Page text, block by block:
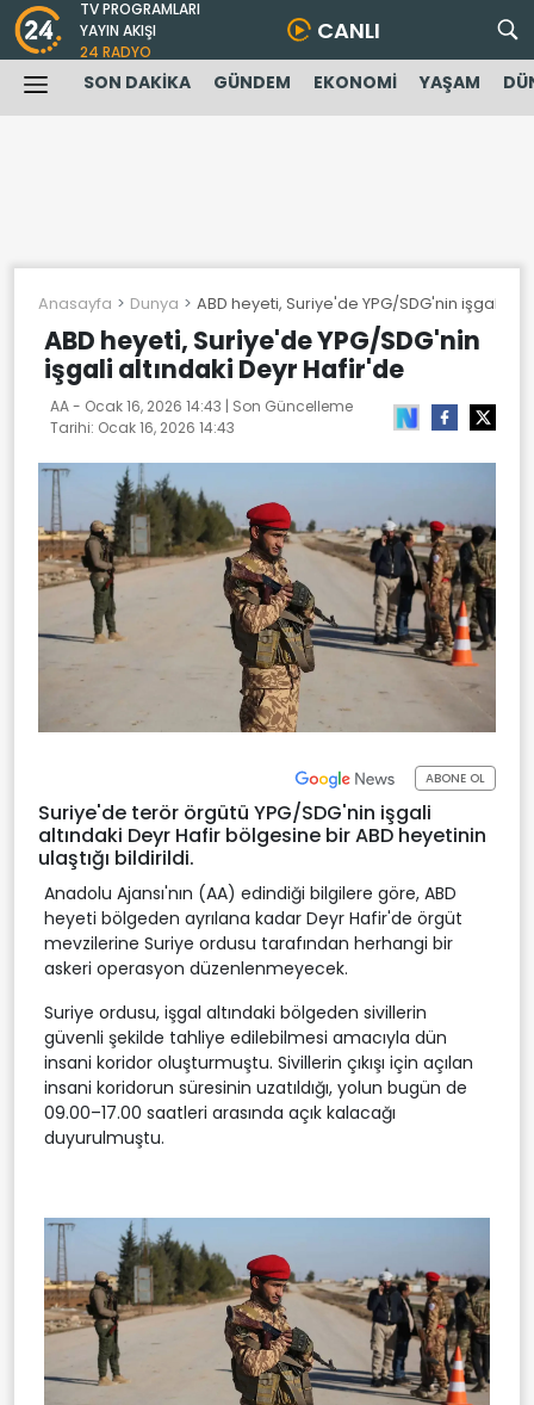
TV PROGRAMLARI
YAYIN AKIŞI
24 RADYO
CANLI
SON DAKİKA GÜNDEM EKONOMİ YAŞAM
Anasayfa Dunya ABD heyeti, Suriye'de YPG/SDG'nin işgali
ABD heyeti, Suriye'de YPG/SDG'nin
işgali altındaki Deyr Hafir'de
AA - Ocak 16, 2026 14:43 | Son Güncelleme
Tarihi: Ocak 16, 2026 14:43
ABONE OL
Suriye'de terör örgütü YPG/SDG'nin işgali
altındaki Deyr Hafir bölgesine bir ABD heyetinin
ulaştığı bildirildi.
Anadolu Ajansı'nın (AA) edindiği bilgilere göre, ABD
heyeti bölgeden ayrılana kadar Deyr Hafir'de örgüt
mevzilerine Suriye ordusu tarafından herhangi bir
askeri operasyon düzenlenmeyecek.
Suriye ordusu, işgal altındaki bölgeden sivillerin
güvenli şekilde tahliye edilebilmesi amacıyla dün
insani koridor oluşturmuştu. Sivillerin çıkışı için açılan
insani koridorun süresinin uzatıldığı, yolun bugün de
09.00–17.00 saatleri arasında açık kalacağı
duyurulmuştu.